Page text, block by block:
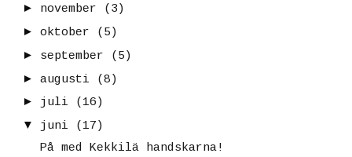
► november
(3)
► oktober
(5)
► september
(5)
► augusti
(8)
► juli
(16)
▼
juni
(17)
På med Kekkilä handskarna!